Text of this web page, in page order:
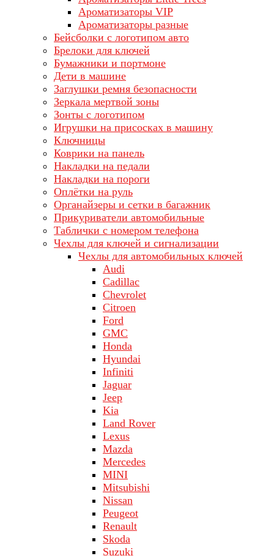
Ароматизаторы VIP
Ароматизаторы разные
Бейсболки с логотипом авто
Брелоки для ключей
Бумажники и портмоне
Дети в машине
Заглушки ремня безопасности
Зеркала мертвой зоны
Зонты с логотипом
Игрушки на присосках в машину
Ключницы
Коврики на панель
Накладки на педали
Накладки на пороги
Оплётки на руль
Органайзеры и сетки в багажник
Прикуриватели автомобильные
Таблички с номером телефона
Чехлы для ключей и сигнализации
Чехлы для автомобильных ключей
Audi
Cadillac
Chevrolet
Citroen
Ford
GMC
Honda
Hyundai
Infiniti
Jaguar
Jeep
Kia
Land Rover
Lехus
Mazda
Merсеdеs
MINI
Mitsubishi
Nissan
Peugeot
Renault
Skoda
Suzuki